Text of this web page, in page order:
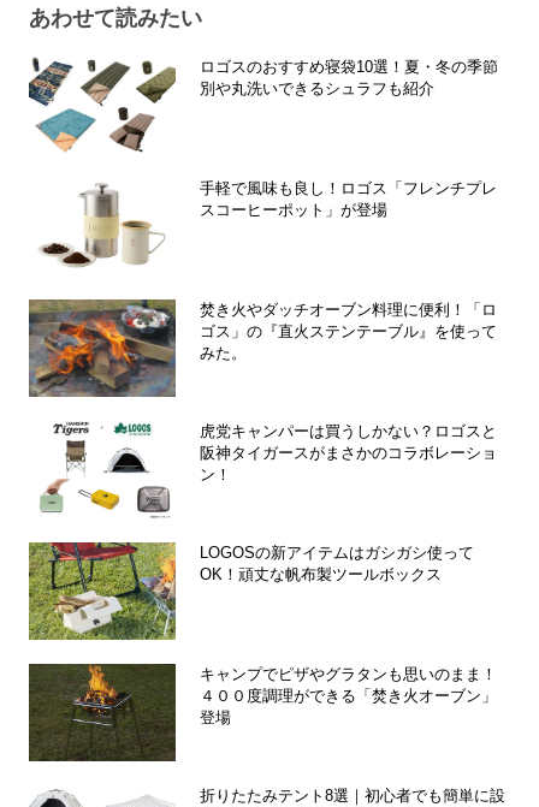
あわせて読みたい
ロゴスのおすすめ寝袋10選！夏・冬の季節
別や丸洗いできるシュラフも紹介
手軽で風味も良し！ロゴス「フレンチプレ
スコーヒーポット」が登場
焚き火やダッチオーブン料理に便利！「ロ
ゴス」の『直火ステンテーブル』を使って
みた。
虎党キャンパーは買うしかない？ロゴスと
阪神タイガースがまさかのコラボレーショ
ン！
LOGOSの新アイテムはガシガシ使って
OK！頑丈な帆布製ツールボックス
キャンプでピザやグラタンも思いのまま！
４００度調理ができる「焚き火オーブン」
登場
折りたたみテント8選｜初心者でも簡単に設